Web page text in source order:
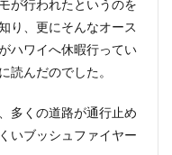
が行われたというのを
り、更にそんなオース
ハワイへ休暇行ってい
読んだのでした。
多くの道路が通行止め
いブッシュファイヤー